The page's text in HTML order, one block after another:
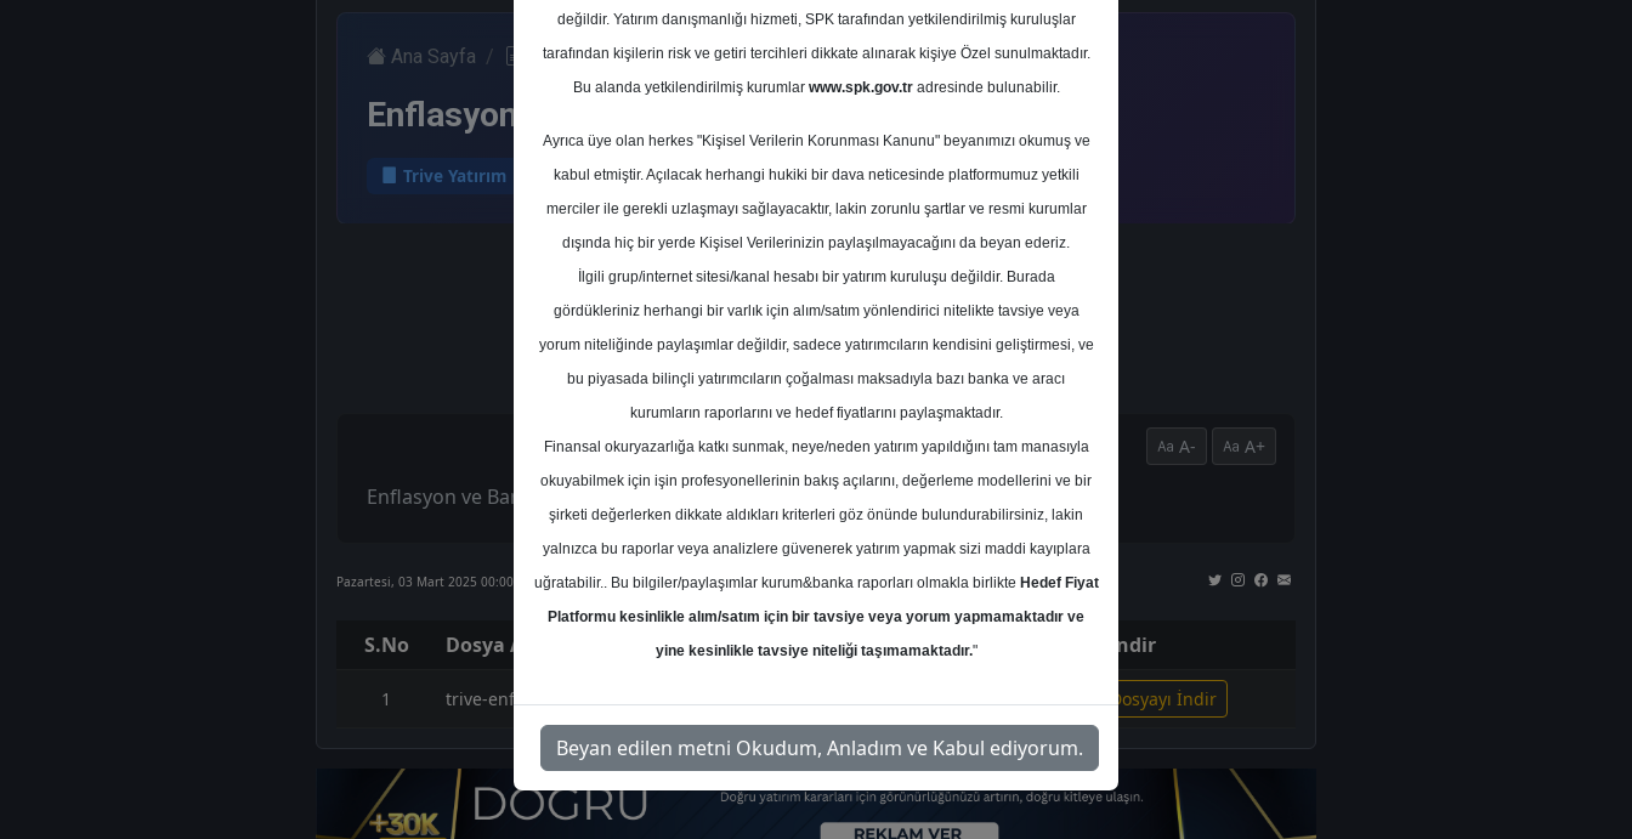
Ana Sayfa Raporlar Trive Yatırım Rapor Detay
Enflasyon ve Bankalar
Trive Yatırım 03 Mart 2025
A- A+
Enflasyon ve Bankalar: Yükselişin Arkasındaki Dinamikler
Pazartesi, 03 Mart 2025 00:00
S.No Dosya Adı İndir
1 trive-enflasyon-ve-bankalar-piyasa-notu İlgili Dosyayı İndir
değildir. Yatırım danışmanlığı hizmeti, SPK tarafından yetkilendirilmiş kuruluşlar
tarafından kişilerin risk ve getiri tercihleri dikkate alınarak kişiye Özel sunulmaktadır.
Bu alanda yetkilendirilmiş kurumlar www.spk.gov.tradresinde bulunabilir.
Ayrıca üye olan herkes "Kişisel Verilerin Korunması Kanunu" beyanımızı okumuş ve
kabul etmiştir. Açılacak herhangi hukiki bir dava neticesinde platformumuz yetkili
merciler ile gerekli uzlaşmayı sağlayacaktır, lakin zorunlu şartlar ve resmi kurumlar
dışında hiç bir yerde Kişisel Verilerinizin paylaşılmayacağını da beyan ederiz.
İlgili grup/internet sitesi/kanal hesabı bir yatırım kuruluşu değildir. Burada
gördükleriniz herhangi bir varlık için alım/satım yönlendirici nitelikte tavsiye veya
yorum niteliğinde paylaşımlar değildir, sadece yatırımcıların kendisini geliştirmesi, ve
bu piyasada bilinçli yatırımcıların çoğalması maksadıyla bazı banka ve aracı
kurumların raporlarını ve hedef fiyatlarını paylaşmaktadır.
Finansal okuryazarlığa katkı sunmak, neye/neden yatırım yapıldığını tam manasıyla
okuyabilmek için işin profesyonellerinin bakış açılarını, değerleme modellerini ve bir
şirketi değerlerken dikkate aldıkları kriterleri göz önünde bulundurabilirsiniz, lakin
yalnızca bu raporlar veya analizlere güvenerek yatırım yapmak sizi maddi kayıplara
uğratabilir.. Bu bilgiler/paylaşımlar kurum&banka raporları olmakla birlikte Hedef Fiyat
Platformu kesinlikle alım/satım için bir tavsiye veya yorum yapmamaktadır ve
yine kesinlikle tavsiye niteliği taşımamaktadır."
Beyan edilen metni Okudum, Anladım ve Kabul ediyorum.